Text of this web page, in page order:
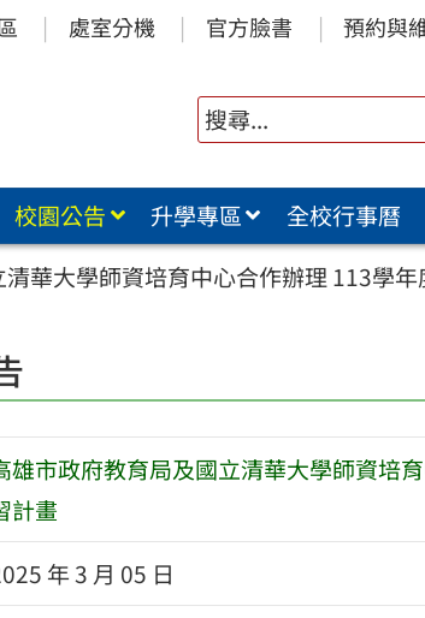
處室分機 官方臉書 預約與
校園公告 升學專區 全校行事曆
華大學師資培育中心合作辦理 113學
雄市政府教育局及國立清華大學師資培
計畫
年 3 月 05 日